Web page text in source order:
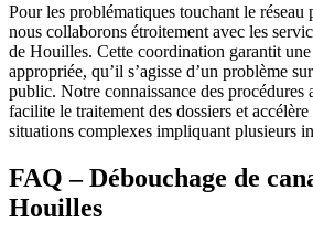
Pour les problématiques touchant le réseau
nous collaborons étroitement avec les
de Houilles. Cette coordination garantit
appropriée, qu’il s’agisse d’un problème
public. Notre connaissance des procédures
facilite le traitement des dossiers et
situations complexes impliquant plusieurs
FAQ – Débouchage de
Houilles